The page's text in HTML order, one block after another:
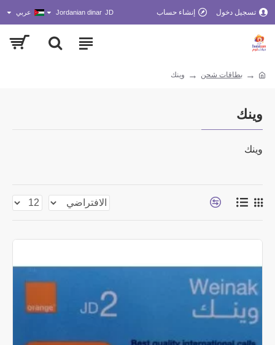
تسجيل دخول إنشاء حساب JD
Jordanian dinar عربي
بطاقات شحن وينك
وينك
وينك